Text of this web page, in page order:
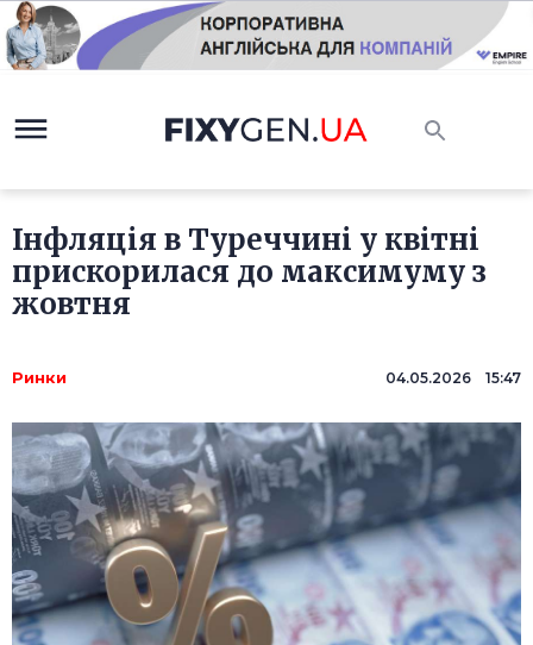
Інфляція в Туреччині у квітні
прискорилася до максимуму з
жовтня
Ринки 04.05.2026 15:47